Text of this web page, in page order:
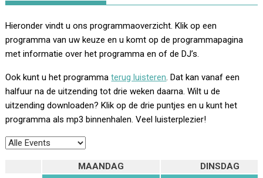
Hieronder vindt u ons programmaoverzicht. Klik op een
programma van uw keuze en u komt op de programmapagina
met informatie over het programma en of de DJ’s.
Ook kunt u het programmaterug luisteren . Dat kan vanaf een
halfuur na de uitzending tot drie weken daarna. Wilt u de
uitzending downloaden? Klik op de drie puntjes en u kunt het
programma als mp3 binnenhalen. Veel luisterplezier!
MAANDAG DINSDAG